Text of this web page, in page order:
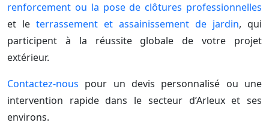
renforcement ou la pose de clôtures professionnelles
et le terrassement et assainissement de jardin, qui
participent à la réussite globale de votre projet
extérieur.
Contactez-nous pour un devis personnalisé ou une
intervention rapide dans le secteur d’Arleux et ses
environs.